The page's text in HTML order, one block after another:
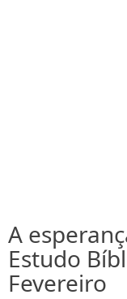
A
Estudo
Fevereiro